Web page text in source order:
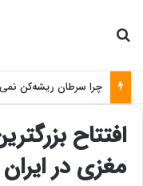
چرا سرطان ریشه‌کن
افتتاح
مغزی در ایران